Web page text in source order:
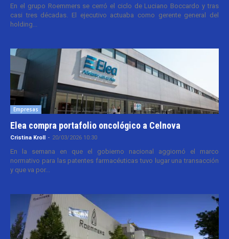
En el grupo Roemmers se cerró el ciclo de Luciano Boccardo y tras
casi tres décadas. El ejecutivo actuaba como gerente general del
holding...
Empresas
Elea compra portafolio oncológico a Celnova
Cristina Kroll - 20/03/2026 10:30
En la semana en que el gobierno nacional aggiornó el marco
normativo para las patentes farmacéuticas tuvo lugar una transacción
y que va por...